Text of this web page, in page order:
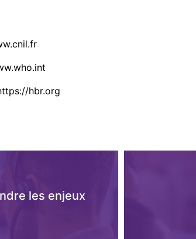
hbr.org
les enjeux